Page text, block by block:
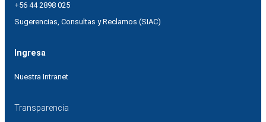
+56 44 2898 025
Sugerencias, Consultas y Reclamos (SIAC)
Ingresa
Nuestra Intranet
Transparencia